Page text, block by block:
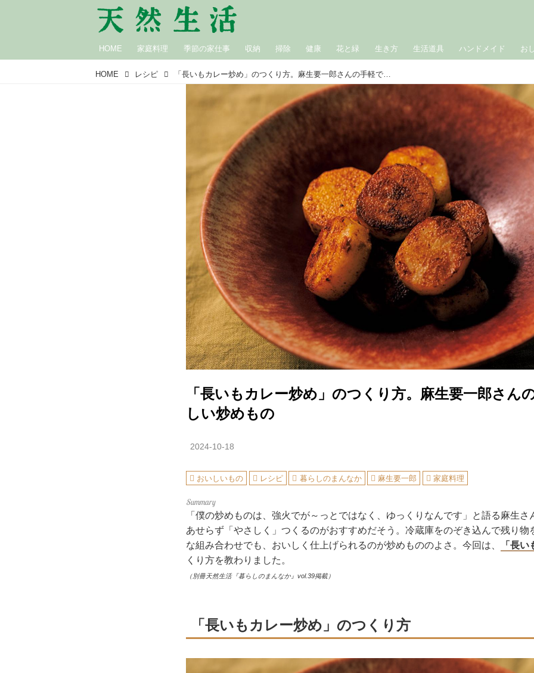
HOME 家庭料理 季節の家仕事 収納 掃除 健康 花と緑 生き方 生活道具 ハンドメイド お
HOME レシピ 「長いもカレー炒め」のつくり方。麻生要一郎さんの手軽でやさしい炒めもの
「長いもカレー炒め」のつくり方。麻生要一郎さん
しい炒めもの
2024-10-18
おいしいもの レシピ 暮らしのまんなか 麻生要一郎 家庭料理
「僕の炒めものは、強火でが～っとではなく、ゆっくりなんです」と語る麻生さ
あせらず「やさしく」つくるのがおすすめだそう。冷蔵庫をのぞき込んで残り物
な組み合わせでも、おいしく仕上げられるのが炒めもののよさ。今回は、
「長い
くり方を教わりました。
（別冊天然生活『暮らしのまんなか』 vol.39掲載）
「長いもカレー炒め」のつくり方